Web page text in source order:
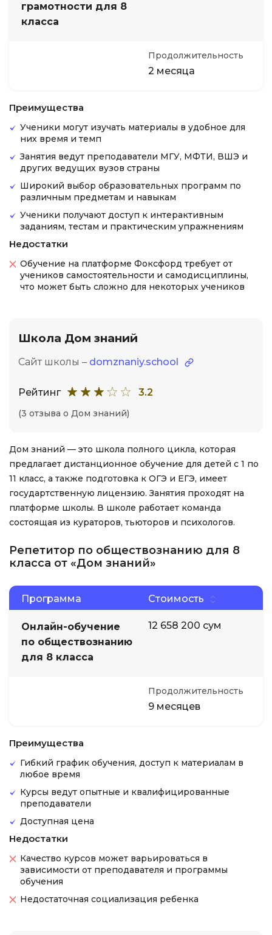
грамотности для 8
класса
Продолжительность
2 месяца
Преимущества
Ученики могут изучать материалы в удобное для
них время и темп
Занятия ведут преподаватели МГУ, МФТИ, ВШЭ и
других ведущих вузов страны
Широкий выбор образовательных программ по
различным предметам и навыкам
Ученики получают доступ к интерактивным
заданиям, тестам и практическим упражнениям
Недостатки
Обучение на платформе Фоксфорд требует от
учеников самостоятельности и самодисциплины,
что может быть сложно для некоторых учеников
Школа Дом знаний
Сайт школы – domznaniy.school
Рейтинг 3.2
(3 отзыва о Дом знаний)
Дом знаний — это школа полного цикла, которая
предлагает дистанционное обучение для детей с 1 по
11 класс, а также подготовка к ОГЭ и ЕГЭ, имеет
государтственную лицензию. Занятия проходят на
платформе школы. В школе работает команда
состоящая из кураторов, тьюторов и психологов.
Репетитор по обществознанию для 8
класса от «Дом знаний»
Программа Стоимость
Онлайн-обучение
по обществознанию
для 8 класса
12 658 200 сум
Продолжительность
9 месяцев
Преимущества
Гибкий график обучения, доступ к материалам в
любое время
Курсы ведут опытные и квалифицированные
преподаватели
Доступная цена
Недостатки
Качество курсов может варьироваться в
зависимости от преподавателя и программы
обучения
Недостаточная социализация ребенка